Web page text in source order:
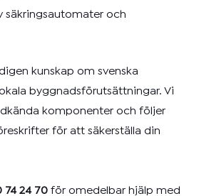
säkringsautomater och
kunskap om svenska
byggnadsförutsättningar. Vi
komponenter och följer
för att säkerställa din
74 24 70 för omedelbar hjälp med